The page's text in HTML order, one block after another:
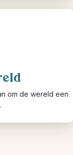
om de wereld een